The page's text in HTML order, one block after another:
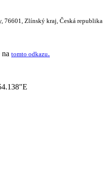
76601, Zlínský kraj, Česká republika
tomto odkazu.